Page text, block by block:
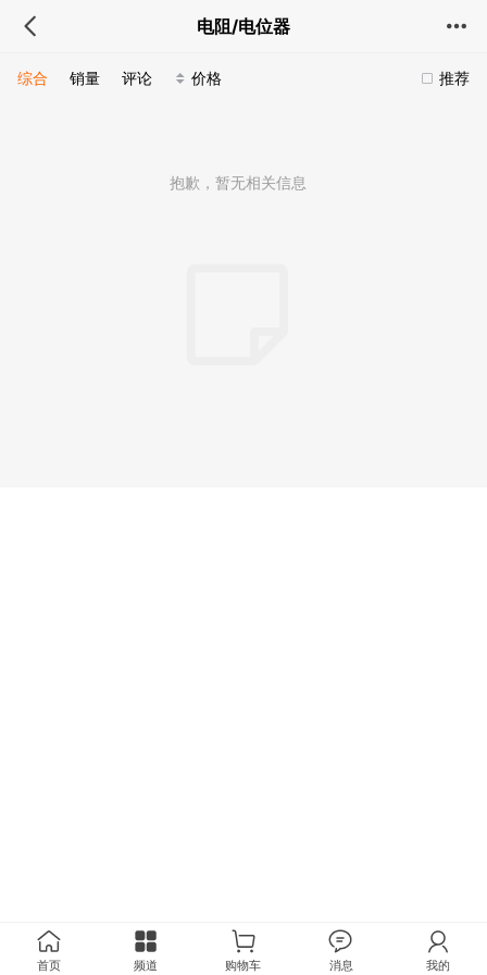
电阻/电位器
推荐
综合 销量 评论 价格
抱歉，暂无相关信息
首页 频道 购物车 消息 我的